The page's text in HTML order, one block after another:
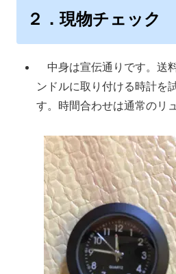
２．現物チェック
中身は宣伝通りです。送
ンドルに取り付ける時計を
す。時間合わせは通常のリ